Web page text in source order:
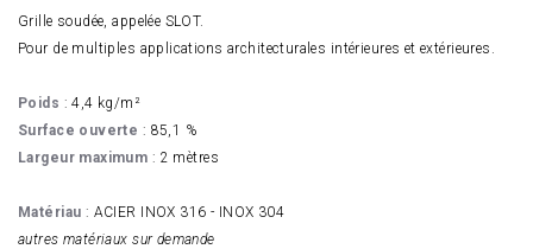
Grille soudée, appelée SLOT.
Pour de multiples applications architecturales intérieures et extérieures.
Poids : 4,4 kg/m²
Surface ouverte : 85,1 %
Largeur maximum : 2 mètres
Matériau : ACIER INOX 316 - INOX 304
autres matériaux sur demande